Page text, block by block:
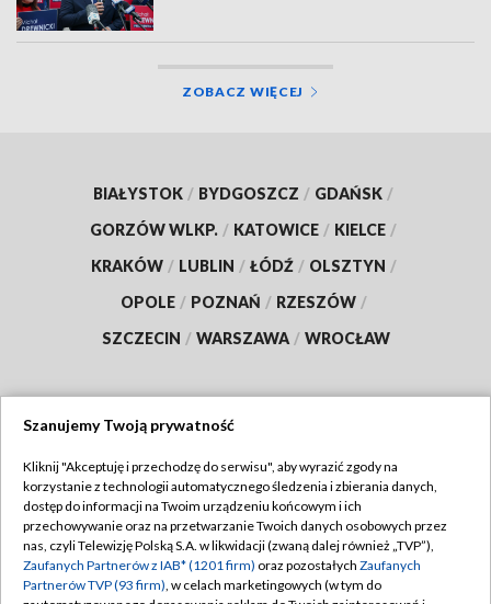
ZOBACZ WIĘCEJ
BIAŁYSTOK / BYDGOSZCZ / GDAŃSK /
GORZÓW WLKP. / KATOWICE / KIELCE /
KRAKÓW / LUBLIN / ŁÓDŹ / OLSZTYN /
OPOLE / POZNAŃ / RZESZÓW /
SZCZECIN / WARSZAWA / WROCŁAW
TVP
Abonament TVP
Emisja w TVP
Centrum informacji TVP
Regulamin TVP
Polityka prywatności
Szanujemy Twoją prywatność
Kliknij "Akceptuję i przechodzę do serwisu", aby wyrazić zgody na
korzystanie z technologii automatycznego śledzenia i zbierania danych,
dostęp do informacji na Twoim urządzeniu końcowym i ich
przechowywanie oraz na przetwarzanie Twoich danych osobowych przez
nas, czyli Telewizję Polską S.A. w likwidacji (zwaną dalej również „TVP”),
Zaufanych Partnerów z IAB* (1201 firm) oraz pozostałych Zaufanych
Partnerów TVP (93 firm), w celach marketingowych (w tym do